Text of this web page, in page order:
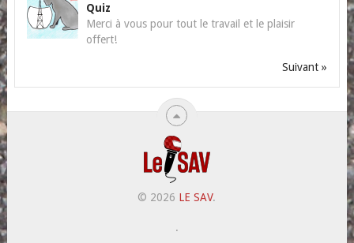
Quiz
Merci à vous pour tout le travail et le plaisir
offert!
Suivant »
© 2026 LE SAV.
.